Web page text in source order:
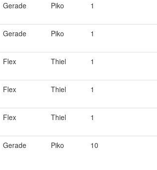
Gerade Piko 1
Gerade Piko 1
Flex Thiel 1
Flex Thiel 1
Flex Thiel 1
Gerade Piko 10